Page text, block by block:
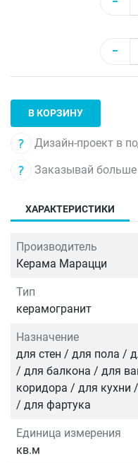
−
В КОРЗИНУ
Дизайн-проект в
Заказывай
ХАРАКТЕРИСТИКИ
Производитель
Керама Марацци
Тип
керамогранит
Назначение
для стен / для пола /
/ для балкона / для
коридора / для кухни
/ для фартука
Единица измерения
кв.м